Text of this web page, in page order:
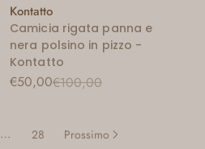
Venditore:
Kontatto
Camicia rigata panna e
nera polsino in pizzo -
Kontatto
Prezzo
€50,00
Prezzo €100,00
… 28 Prossimo